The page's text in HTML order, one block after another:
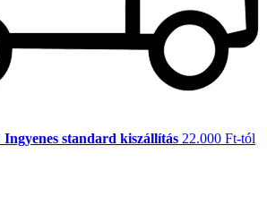
standard kiszállítás 22.000 Ft-tól